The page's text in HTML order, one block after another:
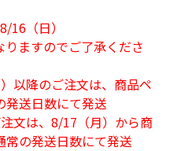
16（日）
ますのでご了承くださ
以降のご注文は、商品ペ
発送日数にて発送
文は、8/17（月）から商
常の発送日数にて発送